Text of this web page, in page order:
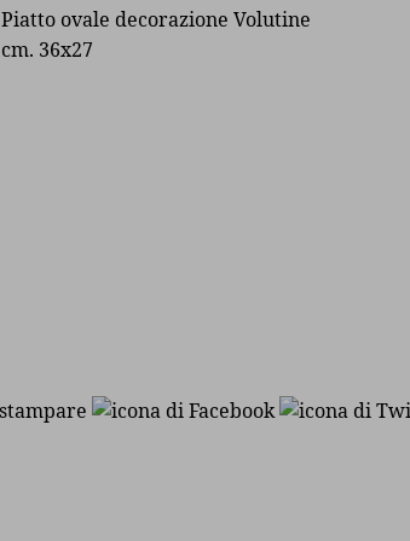
Piatto ovale decorazione Volutine
cm. 36x27